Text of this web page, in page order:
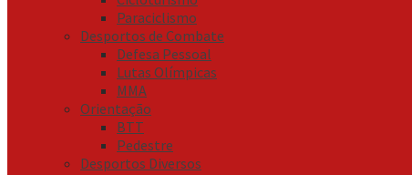
Paraciclismo
Desportos de Combate
Defesa Pessoal
Lutas Olímpicas
MMA
Orientação
BTT
Pedestre
Desportos Diversos